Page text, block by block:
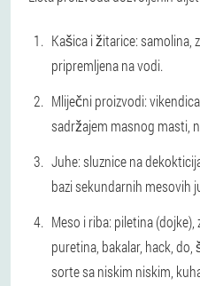
Kašica i žitarice: samolina,
pripremljena na vodi.
Mliječni proizvodi:
sadržajem masnog masti,
Juhe: sluznice na
bazi sekundarnih mesovih
Meso i riba: piletina
puretina, bakalar, hack,
sorte sa niskim niskim,